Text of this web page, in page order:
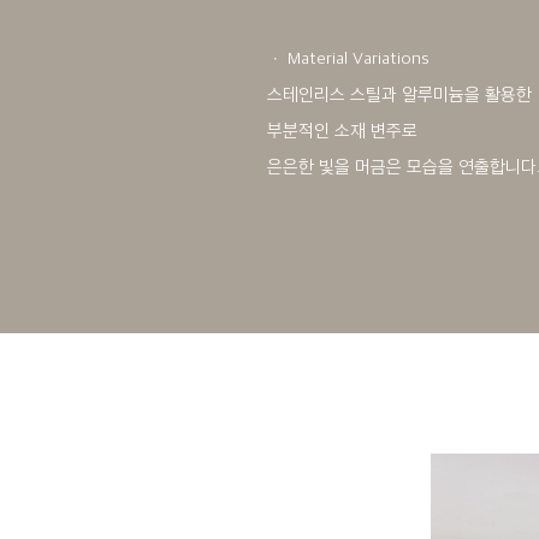
ㆍ Material Variations
스테인리스 스틸과 알루미늄을 활용한
부분적인 소재 변주로
은은한 빛을 머금은 모습을 연출합니다.